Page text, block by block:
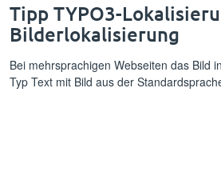
Tipp TYPO3-
Bilderlokalisierung
Bei mehrsprachigen Webseiten das Bild
Typ Text mit Bild aus der